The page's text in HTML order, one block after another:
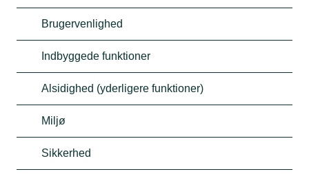
Brugervenlighed
Indbyggede funktioner
Alsidighed (yderligere funktioner)
Miljø
Sikkerhed